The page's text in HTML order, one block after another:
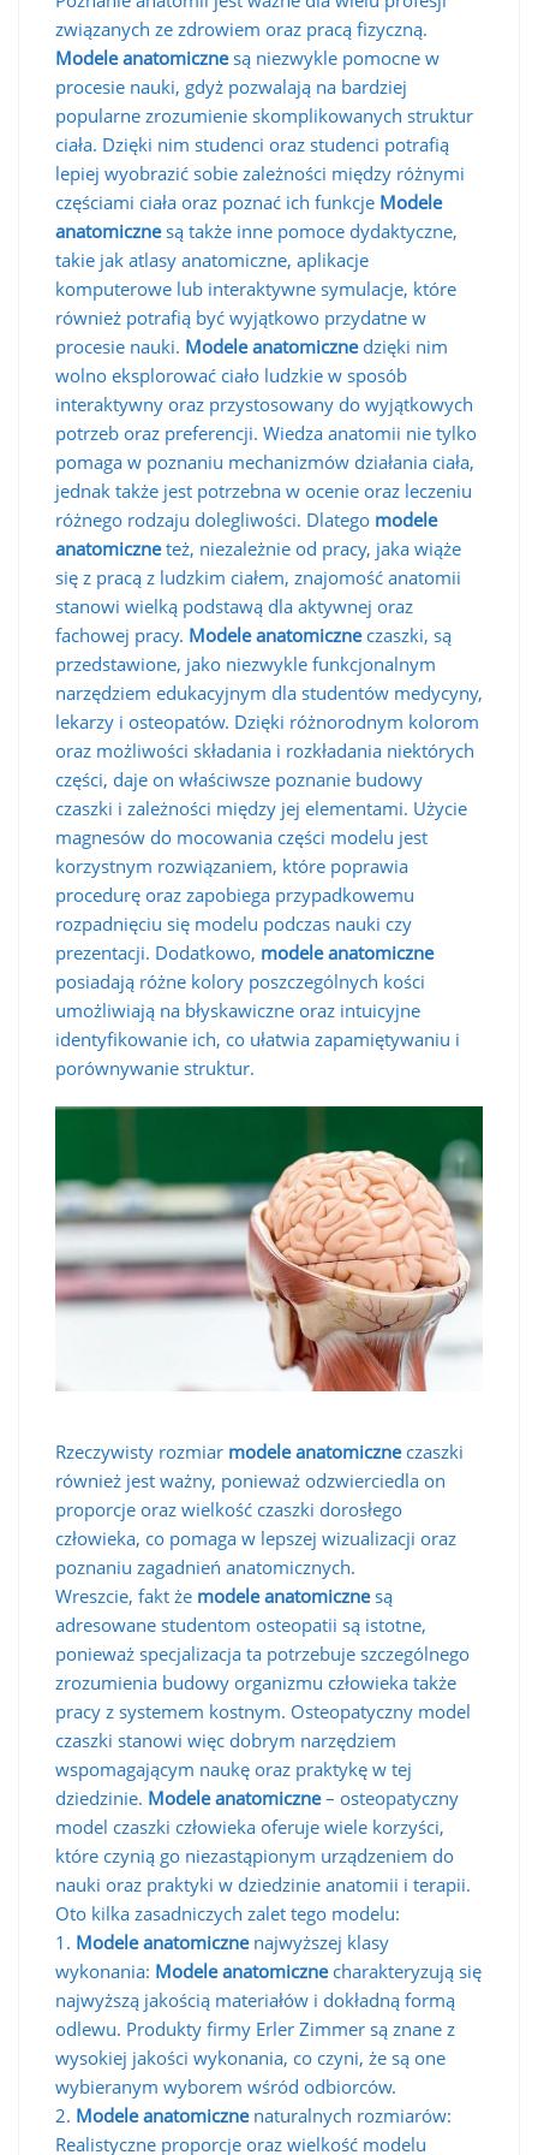
związanych ze zdrowiem oraz pracą fizyczną.
Modele anatomicznesą niezwykle pomocne w
procesie nauki, gdyż pozwalają na bardziej
popularne zrozumienie skomplikowanych struktur
ciała. Dzięki nim studenci oraz studenci potrafią
lepiej wyobrazić sobie zależności między różnymi
częściami ciała oraz poznać ich funkcje Modele
anatomicznesą także inne pomoce dydaktyczne,
takie jak atlasy anatomiczne, aplikacje
komputerowe lub interaktywne symulacje, które
również potrafią być wyjątkowo przydatne w
procesie nauki. Modele anatomicznedzięki nim
wolno eksplorować ciało ludzkie w sposób
interaktywny oraz przystosowany do wyjątkowych
potrzeb oraz preferencji. Wiedza anatomii nie tylko
pomaga w poznaniu mechanizmów działania ciała,
jednak także jest potrzebna w ocenie oraz leczeniu
różnego rodzaju dolegliwości. Dlatego modele
anatomiczneteż, niezależnie od pracy, jaka wiąże
się z pracą z ludzkim ciałem, znajomość anatomii
stanowi wielką podstawą dla aktywnej oraz
fachowej pracy. Modele anatomiczneczaszki, są
przedstawione, jako niezwykle funkcjonalnym
narzędziem edukacyjnym dla studentów medycyny,
lekarzy i osteopatów. Dzięki różnorodnym kolorom
oraz możliwości składania i rozkładania niektórych
części, daje on właściwsze poznanie budowy
czaszki i zależności między jej elementami. Użycie
magnesów do mocowania części modelu jest
korzystnym rozwiązaniem, które poprawia
procedurę oraz zapobiega przypadkowemu
rozpadnięciu się modelu podczas nauki czy
prezentacji. Dodatkowo, modele anatomiczne
posiadają różne kolory poszczególnych kości
umożliwiają na błyskawiczne oraz intuicyjne
identyfikowanie ich, co ułatwia zapamiętywaniu i
porównywanie struktur.
Rzeczywisty rozmiar modele anatomiczneczaszki
również jest ważny, ponieważ odzwierciedla on
proporcje oraz wielkość czaszki dorosłego
człowieka, co pomaga w lepszej wizualizacji oraz
poznaniu zagadnień anatomicznych.
Wreszcie, fakt że modele anatomicznesą
adresowane studentom osteopatii są istotne,
ponieważ specjalizacja ta potrzebuje szczególnego
zrozumienia budowy organizmu człowieka także
pracy z systemem kostnym. Osteopatyczny model
czaszki stanowi więc dobrym narzędziem
wspomagającym naukę oraz praktykę w tej
dziedzinie. Modele anatomiczne– osteopatyczny
model czaszki człowieka oferuje wiele korzyści,
które czynią go niezastąpionym urządzeniem do
nauki oraz praktyki w dziedzinie anatomii i terapii.
Oto kilka zasadniczych zalet tego modelu:
1. Modele anatomicznenajwyższej klasy
wykonania: Modele anatomicznecharakteryzują się
najwyższą jakością materiałów i dokładną formą
odlewu. Produkty firmy Erler Zimmer są znane z
wysokiej jakości wykonania, co czyni, że są one
wybieranym wyborem wśród odbiorców.
2. Modele anatomicznenaturalnych rozmiarów:
Realistyczne proporcje oraz wielkość modelu